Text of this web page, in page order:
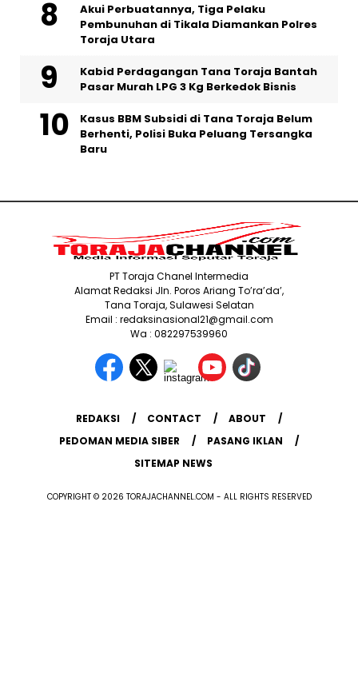
Akui Perbuatannya, Tiga Pelaku
Pembunuhan di Tikala Diamankan Polres
Toraja Utara
Kabid Perdagangan Tana Toraja Bantah
Pasar Murah LPG 3 Kg Berkedok Bisnis
Kasus BBM Subsidi di Tana Toraja Belum
Berhenti, Polisi Buka Peluang Tersangka
Baru
PT Toraja Chanel Intermedia
Alamat Redaksi Jln. Poros Ariang To’ra’da’,
Tana Toraja, Sulawesi Selatan
Email : redaksinasional21@gmail.com
Wa : 082297539960
REDAKSI CONTACT
ABOUT
PEDOMAN MEDIA SIBER
PASANG IKLAN
SITEMAP NEWS
COPYRIGHT © 2026 TORAJACHANNEL.COM - ALL RIGHTS RESERVED